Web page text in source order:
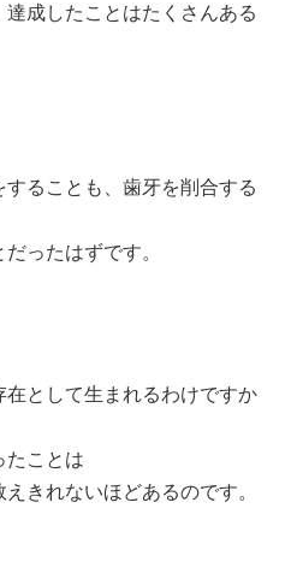
成したことはたくさんある
ることも、歯牙を削合する
ったはずです。
在として生まれるわけですか
たことは
きれないほどあるのです。